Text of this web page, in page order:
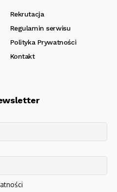
Rekrutacja
Regulamin serwisu
Polityka Prywatności
Kontakt